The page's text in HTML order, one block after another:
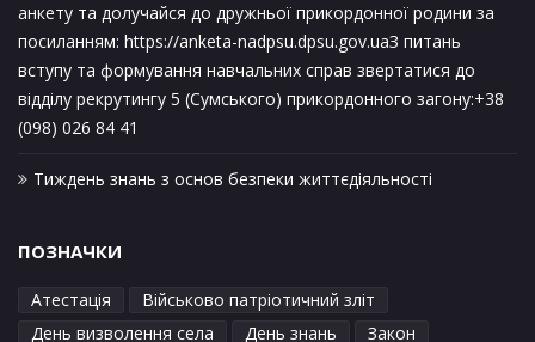
анкету та долучайся до дружньої прикордонної родини за
посиланням: https://anketa-nadpsu.dpsu.gov.uaЗ питань
вступу та формування навчальних справ звертатися до
відділу рекрутингу 5 (Сумського) прикордонного загону:+38
(098) 026 84 41
Тиждень знань з основ безпеки життєдіяльності
ПОЗНАЧКИ
Атестація
Військово патріотичний зліт
День визволення села
День знань Закон